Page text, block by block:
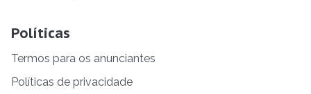
Políticas
Termos para os anunciantes
Políticas de privacidade